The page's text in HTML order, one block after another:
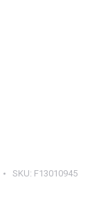
SKU: F13010945